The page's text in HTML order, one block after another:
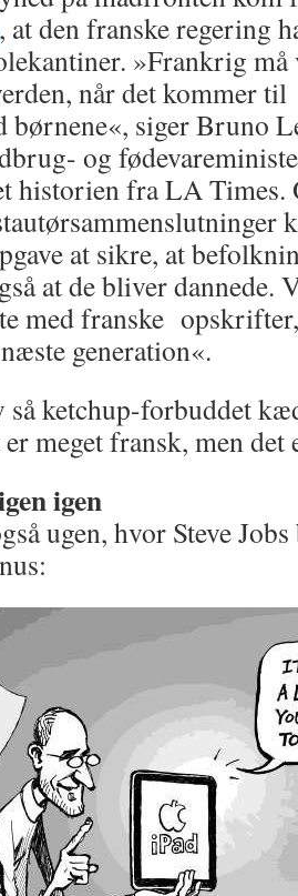
, at den franske regering
»Frankrig
når det kommer
børnene«, siger Bruno
og
historien fra LA
at sikre, at
at de bliver dannede.
med franske
generation«.
så ketchup-forbuddet
er meget fransk, men det
igen
ugen, hvor Steve